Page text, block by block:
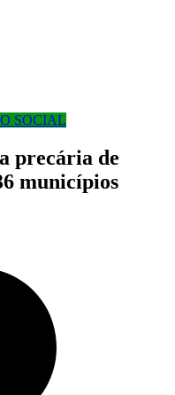
SOCIAL
precária de
municípios